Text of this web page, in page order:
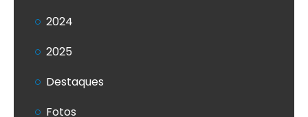
2024
2025
Destaques
Fotos